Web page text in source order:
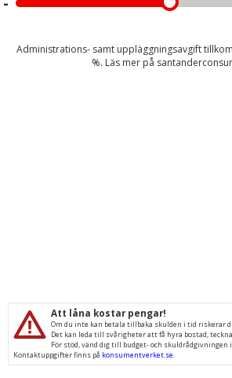
Administrations- samt uppläggningsavgift
%. Läs mer på
Att låna kostar pengar!
Om du inte kan betala tillbaka skulden i tid riskerar
Det kan leda till svårigheter att få hyra bostad,
För stöd, vänd dig till budget- och skuldrådgivningen
Kontaktuppgifter finns på konsumentverket.se.